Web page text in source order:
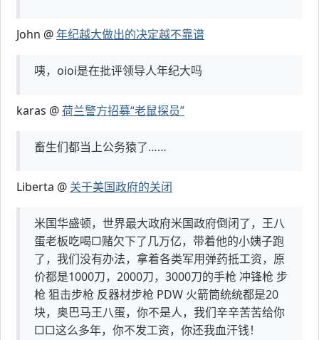
John @年纪越大做出的决定越不靠谱
咦，oioi是在批评领导人年纪大吗
karas @荷兰警方招募“老鼠探员”
畜生们都当上公务猿了……
Liberta @ 关于美国政府的关闭
米国华盛顿，世界最大政府米国政府倒闭了，王八
蛋老板吃喝□赌欠下了几万亿，带着他的小姨子跑
了，我们没有办法，拿着各类军用弹药抵工资，原
价都是1000刀，2000刀，3000刀的手枪 冲锋枪 步
枪 狙击步枪 反器材步枪 PDW 火箭筒统统都是20
块，奥巴马王八蛋，你不是人，我们辛辛苦苦给你
□□这么多年，你不发工资，你还我血汗钱！